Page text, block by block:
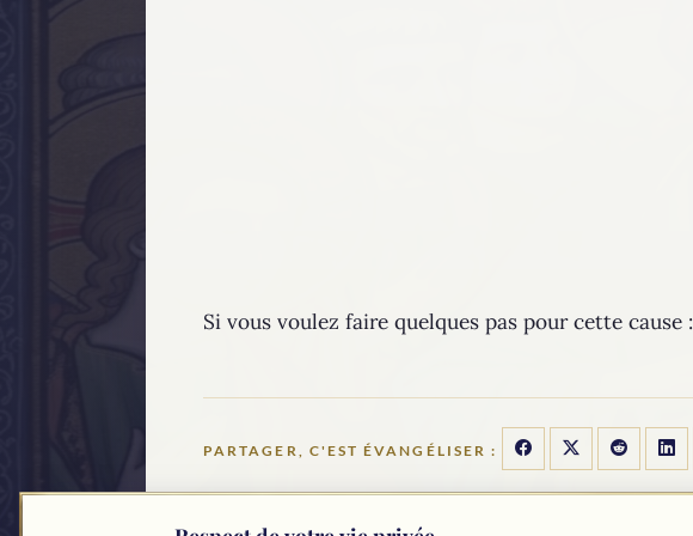
Si vous voulez faire quelques pas pour cette cause :
PARTAGER, C'EST ÉVANGÉLISER :